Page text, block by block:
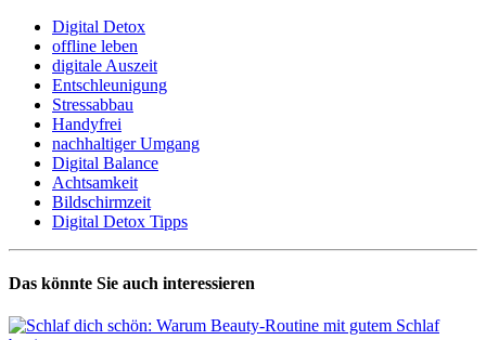
Digital Detox
offline leben
digitale Auszeit
Entschleunigung
Stressabbau
Handyfrei
nachhaltiger Umgang
Digital Balance
Achtsamkeit
Bildschirmzeit
Digital Detox Tipps
Das könnte Sie auch interessieren